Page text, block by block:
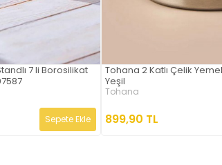
7 li Borosilikat
Sepete Ekle
Tohana 2 Katlı Çelik
Yeşil
Tohana
899,90 TL